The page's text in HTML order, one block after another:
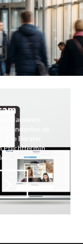
Mandanten ab
Die Berater
Pflichttermin
…